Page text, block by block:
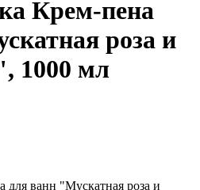
Крем-пена
роза и
1000 мл